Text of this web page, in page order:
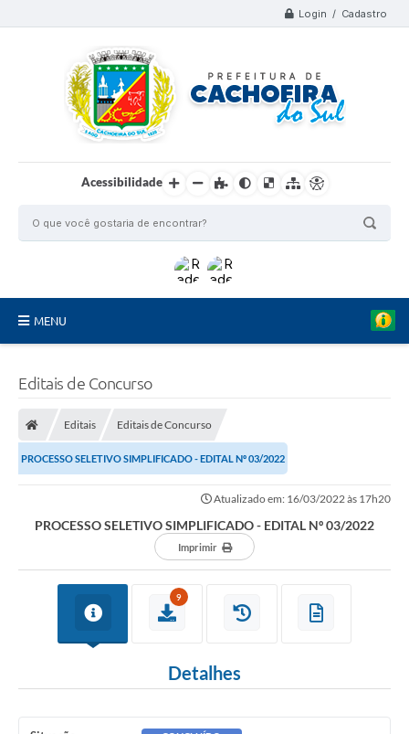
Login / Cadastro
Acessibilidade
MENU
Conselhos Municipais
Coleta seletiva - Informações
Galeria de Fotos
Editais de Concurso
Editais Editais de Concurso
PROCESSO SELETIVO SIMPLIFICADO - EDITAL Nº 03/2022
Atualizado em: 16/03/2022 às 17h20
PROCESSO SELETIVO SIMPLIFICADO - EDITAL Nº 03/2022
Imprimir
9
Detalhes